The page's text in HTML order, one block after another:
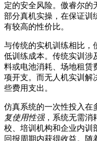
定的安全风险。傲睿尔的
部分真机实操，在保证训
有较高的性价比。
与传统的实机训练相比，
低训练成本。传统实训涉
料或电池消耗、场地租赁
项开支。而无人机实训解
些费用支出。
仿真系统的一次性投入在
复使用性强，系统无需消
校、培训机构和企业内训
回报周期内获得收益。随